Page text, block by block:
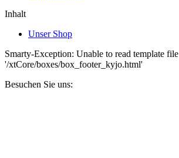
Inhalt
Unser Shop
Smarty-Exception: Unable to read template file
'/xtCore/boxes/box_footer_kyjo.html'
Besuchen Sie uns: